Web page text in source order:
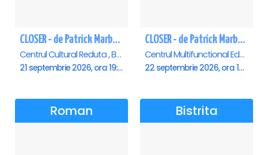
CLOSER - de Patrick Marber - Premiera - Brasov
Centrul Cultural Reduta , Brasov
21 septembrie 2026, ora 19:00
CLOSER - de Patrick Marber - Premiera - Constanta
Centrul Multifunctional Educativ pentru Tineret Jean Constantin, Constanta
22 septembrie 2026, ora 19:00
Roman Bistrita